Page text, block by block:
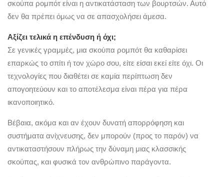
σκούπα ρομπότ είναι η αντικατάσταση των βουρτσών. Αυτό
δεν θα πρέπει όμως να σε απασχολήσει άμεσα.
Αξίζει τελικά η επένδυση ή όχι;
Σε γενικές γραμμές, μια σκούπα ρομπότ θα καθαρίσει
επαρκώς το σπίτι ή τον χώρο σου, είτε είσαι εκεί είτε όχι. Οι
τεχνολογίες που διαθέτει σε καμία περίπτωση δεν
απογοητεύουν και το αποτέλεσμα είναι πέρα για πέρα
ικανοποιητικό.
Βέβαια, ακόμα και αν έχουν δυνατή απορρόφηση και
συστήματα ανίχνευσης, δεν μπορούν (προς το παρόν) να
αντικαταστήσουν πλήρως την δύναμη μιας κλασσικής
σκούπας, και φυσικά τον ανθρώπινο παράγοντα.